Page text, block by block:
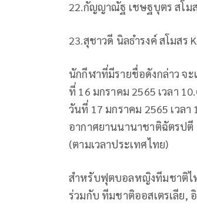
22.กัญญาณัฐ เชษฐบุตร สโม
23.สุชาวดี นิลธำรงค์ สโมสร
นักกีฬาที่มีรายชื่อดังกล่าว จะ
ที่ 16 มกราคม 2565 เวลา
วันที่ 17 มกราคม 2565 เวลา
อากาศยานนานาชาติฉัตรปตี
(ตามเวลาประเทศไทย)
สำหรับฟุตบอลหญิงทีมชาติไ
ร่วมกับ ทีมชาติออสเตรเลีย,